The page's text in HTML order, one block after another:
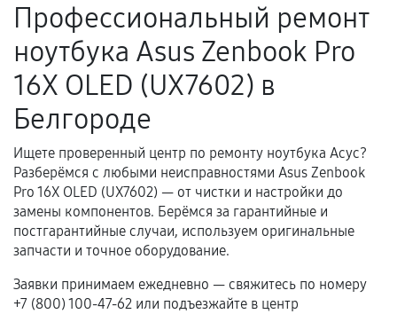
Поломка установленной детали при
нормальной эксплуатации в течение
гарантийного срока.
Несоответствие комплектующей заявленным
техническим характеристикам.
Документы для подтверждения
гарантии
Гарантийный талон.
услуг и сроком гарантии.
Профессиональный ремонт
ноутбука Asus Zenbook Pro
16X OLED (UX7602) в
Белгороде
Ищете проверенный центр по ремонту ноутбука Асус?
Разберёмся с любыми неисправностями Asus Zenbook
Pro 16X OLED (UX7602) — от чистки и настройки до
замены компонентов. Берёмся за гарантийные и
постгарантийные случаи, используем оригинальные
запчасти и точное оборудование.
Заявки принимаем ежедневно — свяжитесь по номеру
+7 (800) 100-47-62 или подъезжайте в центр